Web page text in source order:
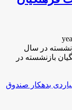
در سال
بازنشسته در